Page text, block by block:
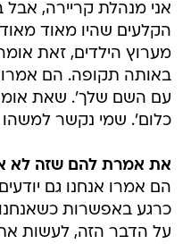
אני מנהלת קריירה, אבל
הקלעים שהיו מאוד
מערוץ הילדים, זאת
באותה תקופה. הם אמרו
עם השם שלך'. שאת
כלום'. שמי נקשר למשהו
את אמרת להם שזה לא
הם אמרו אנחנו גם
כרגע באפשרות
על הדבר הזה, לעשות